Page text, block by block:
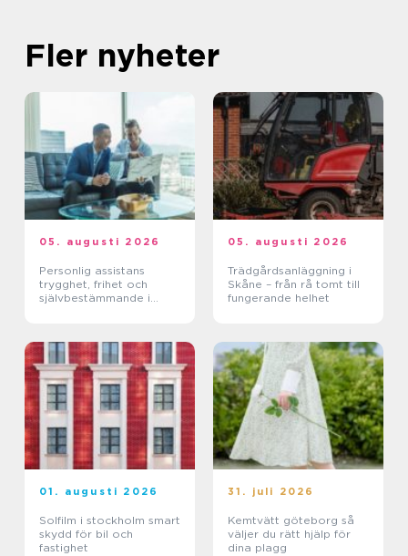
Fler nyheter
05. augusti 2026
Personlig assistans
trygghet, frihet och
självbestämmande i
05. augusti 2026
Trädgårdsanläggning i
Skåne – från rå tomt till
fungerande helhet
01. augusti 2026
Solfilm i stockholm smart
skydd för bil och
fastighet
31. juli 2026
Kemtvätt göteborg så
väljer du rätt hjälp för
dina plagg